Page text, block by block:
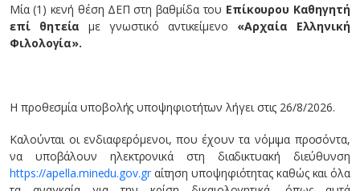
Μία (1) κενή θέση ΔΕΠ στη βαθμίδα του Επίκουρου Καθηγητή
επί θητεία με γνωστικό αντικείμενο «Αρχαία Ελληνική
Φιλολογία».
Η προθεσμία υποβολής υποψηφιοτήτων λήγει στις 26/8/2026.
Καλούνται οι ενδιαφερόμενοι, που έχουν τα νόμιμα προσόντα,
να υποβάλουν ηλεκτρονικά στη διαδικτυακή διεύθυνση
https://apella.minedu.gov.grαίτηση υποψηφιότητας καθώς και όλα